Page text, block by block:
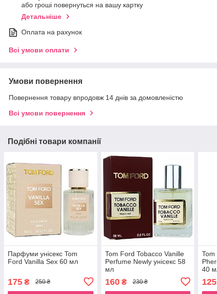
або гроші повернуться на вашу картку
Детальніше
Оплата на рахунок
Всі умови оплати
Умови повернення
Повернення товару впродовж 14 днів за домовленістю
Всі умови повернення
Подібні товари компанії
Парфуми унісекс Tom
Ford Vanilla Sex 60 мл
175 ₴ 250 ₴
Tom Ford Tobacco Vanille
Perfume Newly унісекс 58
мл
160₴ 230 ₴
Tom
40
125